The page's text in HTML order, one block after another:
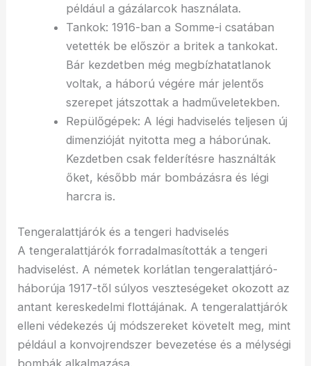
például a gázálarcok használata.
Tankok: 1916-ban a Somme-i csatában
vetették be először a britek a tankokat.
Bár kezdetben még megbízhatatlanok
voltak, a háború végére már jelentős
szerepet játszottak a hadműveletekben.
Repülőgépek: A légi hadviselés teljesen új
dimenzióját nyitotta meg a háborúnak.
Kezdetben csak felderítésre használták
őket, később már bombázásra és légi
harcra is.
Tengeralattjárók és a tengeri hadviselés
A tengeralattjárók forradalmasították a tengeri
hadviselést. A németek korlátlan tengeralattjáró-
háborúja 1917-től súlyos veszteségeket okozott az
antant kereskedelmi flottájának. A tengeralattjárók
elleni védekezés új módszereket követelt meg, mint
például a konvojrendszer bevezetése és a mélységi